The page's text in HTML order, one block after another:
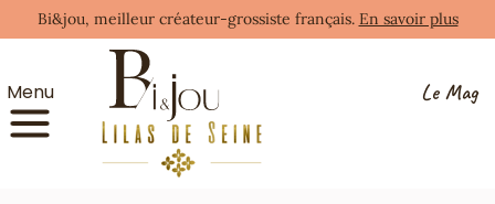
Bi&jou, meilleur créateur-grossiste français. En savoir plus
Menu Le Mag